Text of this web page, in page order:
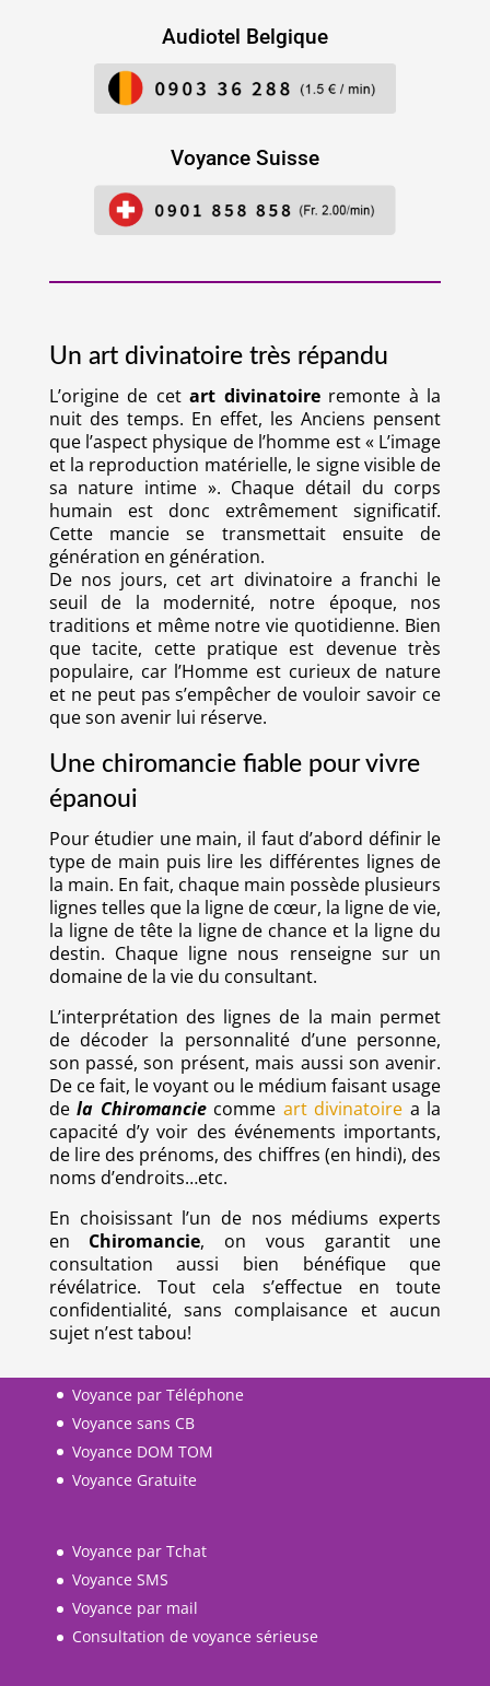
Audiotel Belgique
Voyance Suisse
Un art divinatoire très répandu
L’origine de cetart divinatoireremonte à la
nuit des temps. En effet, les Anciens pensent
que l’aspect physique de l’homme est « L’image
et la reproduction matérielle, le signe visible de
sa nature intime ». Chaque détail du corps
humain est donc extrêmement significatif.
Cette mancie se transmettait ensuite de
génération en génération.
De nos jours, cet art divinatoire a franchi le
seuil de la modernité, notre époque, nos
traditions et même notre vie quotidienne. Bien
que tacite, cette pratique est devenue très
populaire, car l’Homme est curieux de nature
et ne peut pas s’empêcher de vouloir savoir ce
que son avenir lui réserve.
Une chiromancie fiable pour vivre
épanoui
Pour étudier une main, il faut d’abord définir le
type de main puis lire les différentes lignes de
la main. En fait, chaque main possède plusieurs
lignes telles que la ligne de cœur, la ligne de vie,
la ligne de tête la ligne de chance et la ligne du
destin. Chaque ligne nous renseigne sur un
domaine de la vie du consultant.
L’interprétation des lignes de la main permet
de décoder la personnalité d’une personne,
son passé, son présent, mais aussi son avenir.
De ce fait, le voyant ou le médium faisant usage
dela Chiromanciecomme art divinatoire a la
capacité d’y voir des événements importants,
de lire des prénoms, des chiffres (en hindi), des
noms d’endroits…etc.
En choisissant l’un de nos médiums experts
en Chiromancie, on vous garantit une
consultation aussi bien bénéfique que
révélatrice. Tout cela s’effectue en toute
confidentialité, sans complaisance et aucun
sujet n’est tabou!
Voyance par Téléphone
Voyance sans CB
Voyance DOM TOM
Voyance Gratuite
Voyance par Tchat
Voyance SMS
Voyance par mail
Consultation de voyance sérieuse